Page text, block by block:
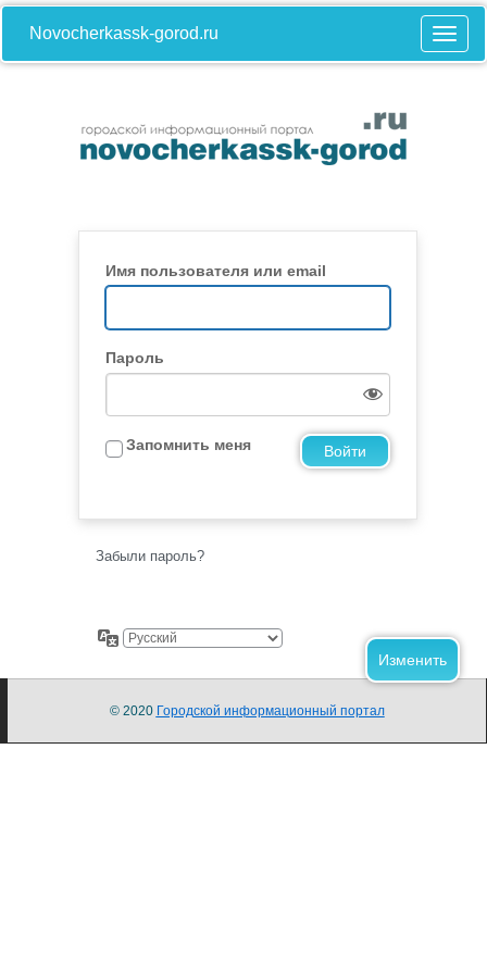
Novocherkassk-gorod.ru
Имя пользователя или email
Пароль
Запомнить меня
Забыли пароль?
© 2020 Городской информационный портал